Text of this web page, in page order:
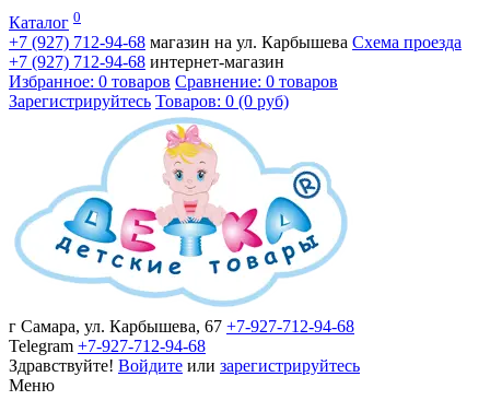
Каталог 0
+7 (927) 712-94-68 магазин на ул. Карбышева Схема проезда
+7 (927) 712-94-68 интернет-магазин
Избранное: 0 товаров Сравнение: 0 товаров
Зарегистрируйтесь Товаров: 0 (0 руб)
г Самара, ул. Карбышева, 67 +7-927-712-94-68
Telegram +7-927-712-94-68
Здравствуйте! Войдите или зарегистрируйтесь
Меню